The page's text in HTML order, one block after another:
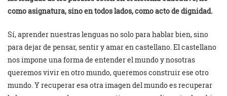
como asignatura, sino en todos lados, como acto de dignidad.
Sí, aprender nuestras lenguas no solo para hablar bien, sino
para dejar de pensar, sentir y amar en castellano. El castellano
nos impone una forma de entender el mundo y nosotras
queremos vivir en otro mundo, queremos construir ese otro
mundo. Y recuperar esa otra imagen del mundo es recuperar